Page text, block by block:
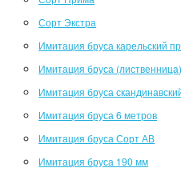
Сорт Экстра
Имитация бруса карельский
Имитация бруса (лиственница)
Имитация бруса
Имитация бруса 6 метров
Имитация бруса Сорт АВ
Имитация бруса 190 мм